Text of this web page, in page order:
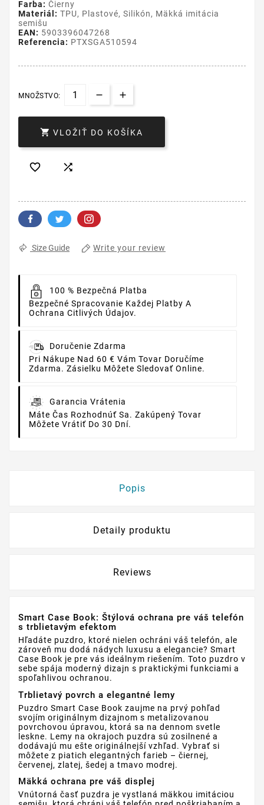
Farba: Čierny
Materiál: TPU, Plastové, Silikón, Mäkká imitácia
semišu
EAN: 5903396047268
Referencia: PTXSGA510594
MNOŽSTVO:
 VLOŽIŤ DO KOŠÍKA
 
Size Guide Write your review
100 % Bezpečná Platba
Bezpečné Spracovanie Každej Platby A
Ochrana Citlivých Údajov.
Doručenie Zdarma
Pri Nákupe Nad 60 € Vám Tovar Doručíme
Zdarma. Zásielku Môžete Sledovať Online.
Garancia Vrátenia
Máte Čas Rozhodnúť Sa. Zakúpený Tovar
Môžete Vrátiť Do 30 Dní.
Popis
Detaily produktu
Reviews
Smart Case Book: Štýlová ochrana pre váš telefón
s trblietavým efektom
Hľadáte puzdro, ktoré nielen ochráni váš telefón, ale
zároveň mu dodá nádych luxusu a elegancie? Smart
Case Book je pre vás ideálnym riešením. Toto puzdro v
sebe spája moderný dizajn s praktickými funkciami a
spoľahlivou ochranou.
Trblietavý povrch a elegantné lemy
Puzdro Smart Case Book zaujme na prvý pohľad
svojím originálnym dizajnom s metalizovanou
povrchovou úpravou, ktorá sa na dennom svetle
leskne. Lemy na okrajoch puzdra sú zosilnené a
dodávajú mu ešte originálnejší vzhľad. Vybrať si
môžete z piatich elegantných farieb – čiernej,
červenej, zlatej, šedej a tmavo modrej.
Mäkká ochrana pre váš displej
Vnútorná časť puzdra je vystlaná mäkkou imitáciou